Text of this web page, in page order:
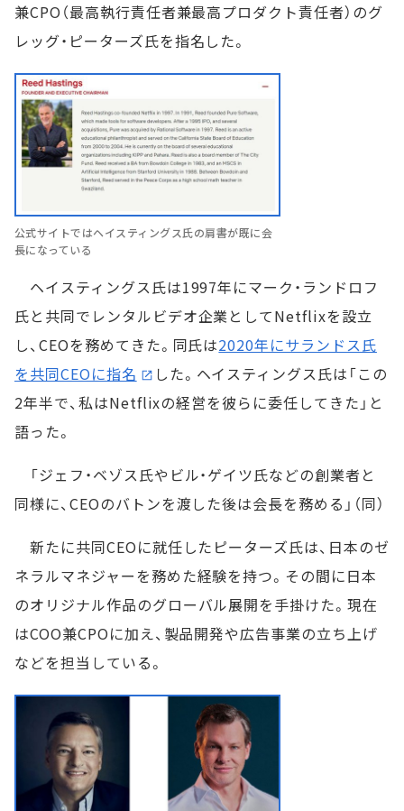
兼CPO（最高執行責任者兼最高プロダクト責任者）のグ
レッグ・ピーターズ氏を指名した。
公式サイトではヘイスティングス氏の肩書が既に会
長になっている
ヘイスティングス氏は1997年にマーク・ランドロフ
氏と共同でレンタルビデオ企業としてNetflixを設立
し、CEOを務めてきた。同氏は2020年にサランドス氏
を共同CEOに指名
した。ヘイスティングス氏は「この
2年半で、私はNetflixの経営を彼らに委任してきた」と
語った。
「ジェフ・ベゾス氏やビル・ゲイツ氏などの創業者と
同様に、CEOのバトンを渡した後は会長を務める」（同）
新たに共同CEOに就任したピーターズ氏は、日本のゼ
ネラルマネジャーを務めた経験を持つ。その間に日本
のオリジナル作品のグローバル展開を手掛けた。現在
はCOO兼CPOに加え、製品開発や広告事業の立ち上げ
などを担当している。